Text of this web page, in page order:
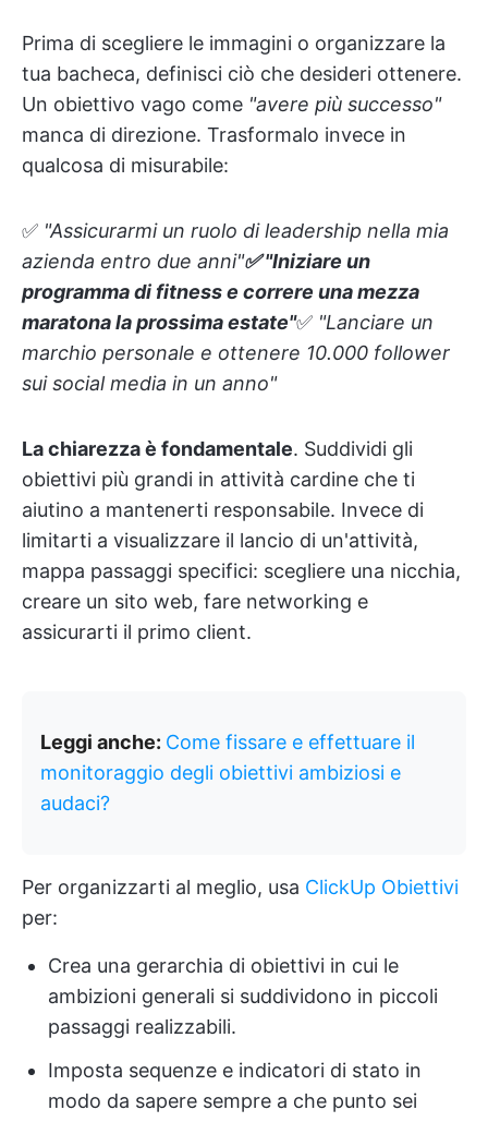
Prima di scegliere le immagini o organizzare la
tua bacheca, definisci ciò che desideri ottenere.
Un obiettivo vago come "avere più successo"
manca di direzione. Trasformalo invece in
qualcosa di misurabile:
✅ "Assicurarmi un ruolo di leadership nella mia
azienda entro due anni"✅"Iniziare un
programma di fitness e correre una mezza
maratona la prossima estate"✅ "Lanciare un
marchio personale e ottenere 10.000 follower
sui social media in un anno"
La chiarezza è fondamentale. Suddividi gli
obiettivi più grandi in attività cardine che ti
aiutino a mantenerti responsabile. Invece di
limitarti a visualizzare il lancio di un'attività,
mappa passaggi specifici: scegliere una nicchia,
creare un sito web, fare networking e
assicurarti il primo client.
Leggi anche: Come fissare e effettuare il
monitoraggio degli obiettivi ambiziosi e
audaci?
Per organizzarti al meglio, usa ClickUp Obiettivi
per:
Crea una gerarchia di obiettivi in cui le
ambizioni generali si suddividono in piccoli
passaggi realizzabili.
Imposta sequenze e indicatori di stato in
modo da sapere sempre a che punto sei